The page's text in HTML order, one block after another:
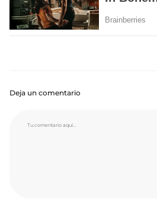
Deja un comentario